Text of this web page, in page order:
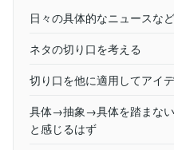
日々の具体的なニュースな
ネタの切り口を考える
切り口を他に適用してアイ
具体→抽象→具体を踏まな
と感じるはず